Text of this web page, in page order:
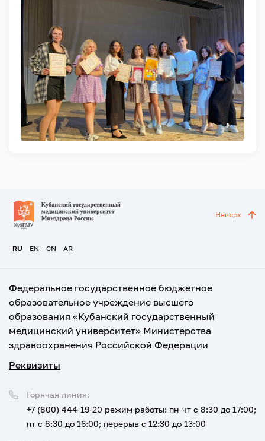
RU EN CN AR
Наверх
Федеральное государственное бюджетное
образовательное учреждение высшего
образования «Кубанский государственный
медицинский университет» Министерства
здравоохранения Российской Федерации
Реквизиты
Горячая линия:
+7 (800) 444-19-20 режим работы: пн-чт с 8:30 до 17:00;
пт с 8:30 до 16:00; перерыв с 12:30 до 13:00